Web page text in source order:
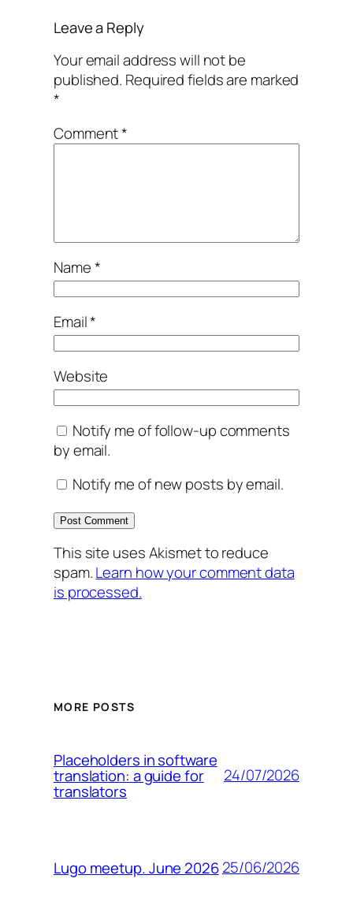
Leave a Reply
Your email address will not be
published. Required fields are marked
*
Comment*
Name*
Email*
Website
Notify me of follow-up comments
by email.
Notify me of new posts by email.
This site uses Akismet to reduce
spam.Learn how your comment data
is processed.
MORE POSTS
Placeholders in software
translation: a guide for
translators
24/07/2026
Lugo meetup. June 202625/06/2026